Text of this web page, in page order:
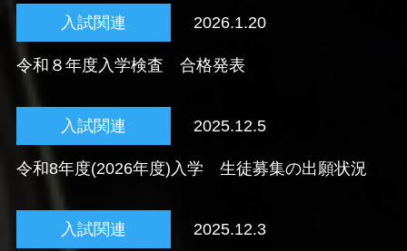
入試関連 2026.1.20
令和８年度入学検査 合格発表
入試関連 2025.12.5
令和8年度(2026年度)入学 生徒募集の出願状況
入試関連 2025.12.3